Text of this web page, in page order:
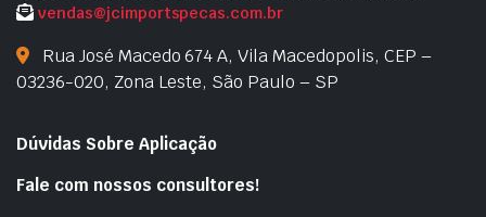
vendas@jcimportspecas.com.br
Rua José Macedo 674 A, Vila Macedopolis, CEP –
03236-020, Zona Leste, São Paulo – SP
Dúvidas Sobre Aplicação
Fale com nossos consultores!